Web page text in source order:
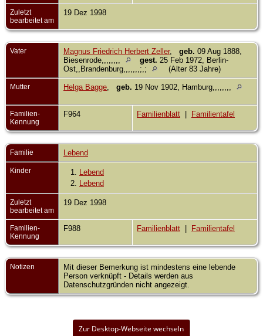
Zuletzt
bearbeitet am
19 Dez 1998
Vater Magnus Friedrich Herbert Zeller, geb. 09 Aug 1888,
Biesenrode,,,,,,,,
gest. 25 Feb 1972, Berlin-
Ost,,Brandenburg,,,,,,,;,;
(Alter 83 Jahre)
Mutter Helga Bagge geb. 19 Nov 1902, Hamburg,,,,,,,,
Familien-
Kennung
F964 Familienblatt Familientafel
Familie Lebend
Kinder 1.
Lebend
2.
Lebend
Zuletzt
bearbeitet am
19 Dez 1998
Familien-
Kennung
F988 Familienblatt Familientafel
Notizen
Mit dieser Bemerkung ist mindestens eine lebende
Person verknüpft - Details werden aus
Datenschutzgründen nicht angezeigt.
Zur Desktop-Webseite wechseln